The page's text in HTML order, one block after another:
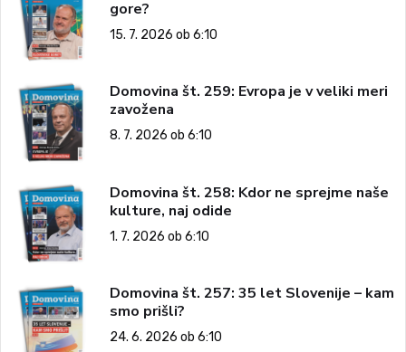
gore?
15. 7. 2026 ob 6:10
Domovina št. 259: Evropa je v veliki meri
zavožena
8. 7. 2026 ob 6:10
Domovina št. 258: Kdor ne sprejme naše
kulture, naj odide
1. 7. 2026 ob 6:10
Domovina št. 257: 35 let Slovenije – kam
smo prišli?
24. 6. 2026 ob 6:10